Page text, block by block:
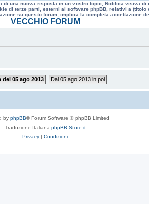
una nuova risposta in un vostro topic, Notifica visiva di
di terze parti, esterni al software phpBB, relativi a
su questo forum, implica la completa accettazione
VECCHIO FORUM
del 05 ago 2013 Dal 05 ago 2013 in poi
by phpBB® Forum Software © phpBB Limited
Traduzione Italiana phpBB-Store.it
Privacy | Condizioni